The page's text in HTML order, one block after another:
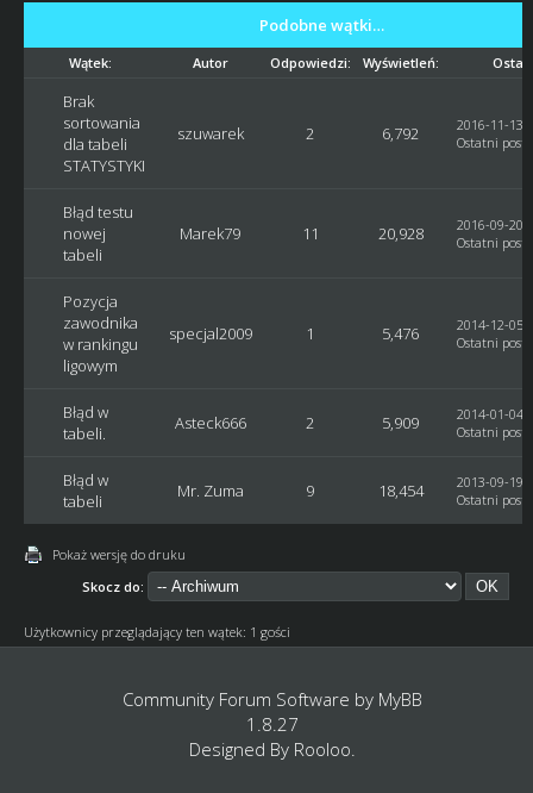
Podobne wątki…
Wątek: Autor Odpowiedzi: Wyświetleń:
Brak
sortowania
dla tabeli
STATYSTYKI
szuwarek 2 6,792
2016-11-13,
Ostatni post
Błąd testu
nowej
tabeli
Marek79 11 20,928
2016-09-20,
Ostatni post
Pozycja
zawodnika
w rankingu
ligowym
specjal2009 1 5,476
2014-12-05,
Ostatni post
Błąd w
tabeli.
Asteck666 2 5,909
2014-01-04,
Ostatni post
Błąd w
tabeli
Mr. Zuma 9 18,454
2013-09-19,
Ostatni post
Pokaż wersję do druku
Skocz do:
Użytkownicy przeglądający ten wątek: 1 gości
Community Forum Software by MyBB
1.8.27
Designed By Rooloo